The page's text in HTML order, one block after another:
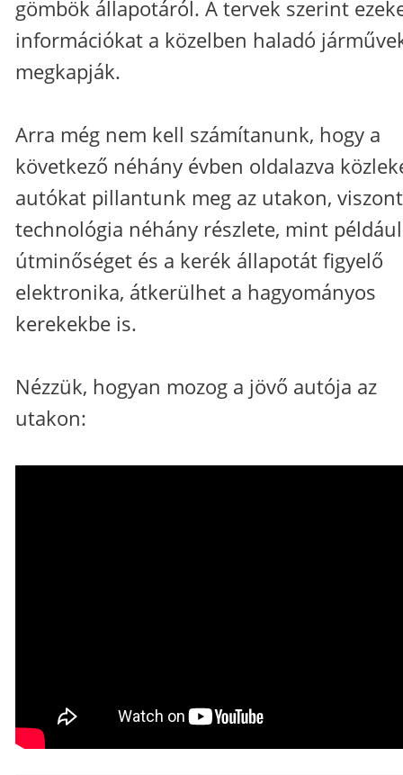
gömbök állapotáról. A tervek szerint
információkat a közelben haladó
megkapják.
Arra még nem kell számítanunk, hogy a
következő néhány évben oldalazva
autókat pillantunk meg az utakon,
technológia néhány részlete, mint
útminőséget és a kerék állapotát figyelő
elektronika, átkerülhet a hagyományos
kerekekbe is.
Nézzük, hogyan mozog a jövő autója az
utakon: